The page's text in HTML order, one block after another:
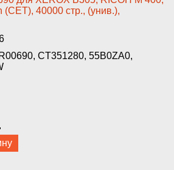
­40000 стр., (унив.),
CT351280, 55B0ZA0,